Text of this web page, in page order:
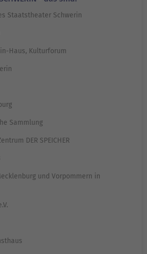
Staatstheater Schwerin
Haus, Kulturforum
Sammlung
DER SPEICHER
und Vorpommern in